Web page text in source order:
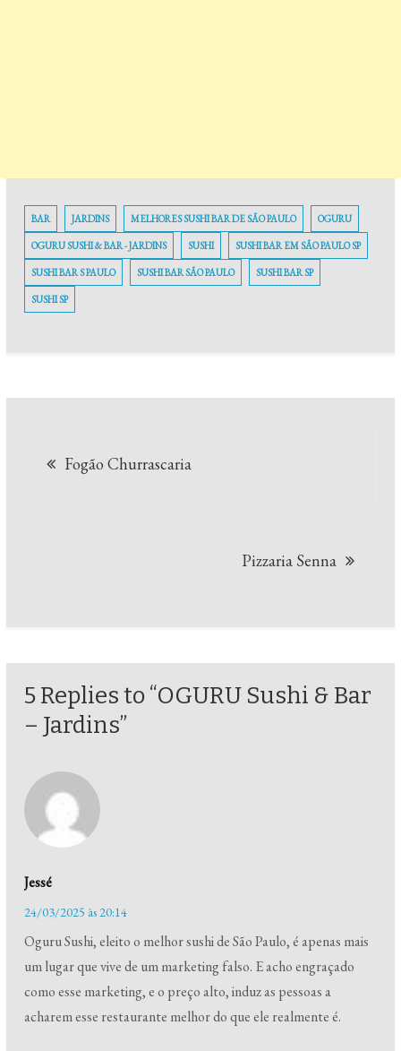
BAR JARDINS MELHORES SUSHI BAR DE SÃO PAULO OGURU
OGURU SUSHI & BAR - JARDINS SUSHI SUSHI BAR EM SÃO PAULO SP
SUSHI BAR S PAULO SUSHI BAR SÃO PAULO SUSHI BAR SP
SUSHI SP
Fogão Churrascaria
Pizzaria Senna
5 Replies to “OGURU Sushi & Bar
– Jardins”
Jessé
24/03/2025 às 20:14
Oguru Sushi, eleito o melhor sushi de São Paulo, é apenas mais
um lugar que vive de um marketing falso. E acho engraçado
como esse marketing, e o preço alto, induz as pessoas a
acharem esse restaurante melhor do que ele realmente é.